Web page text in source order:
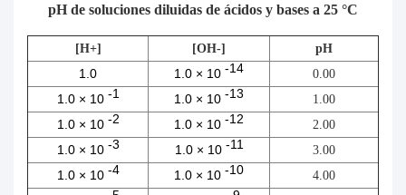
pH de soluciones diluidas de ácidos y bases a 25 °C
[H+] [OH-]
pH
1.0
1.0 × 10 -14
0.00
1.0 × 10 -1 1.0 × 10 -13
1.00
1.0 × 10 -2 1.0 × 10 -12
2.00
1.0 × 10 -3 1.0 × 10 -11
3.00
1.0 × 10 -4 1.0 × 10 -10
4.00